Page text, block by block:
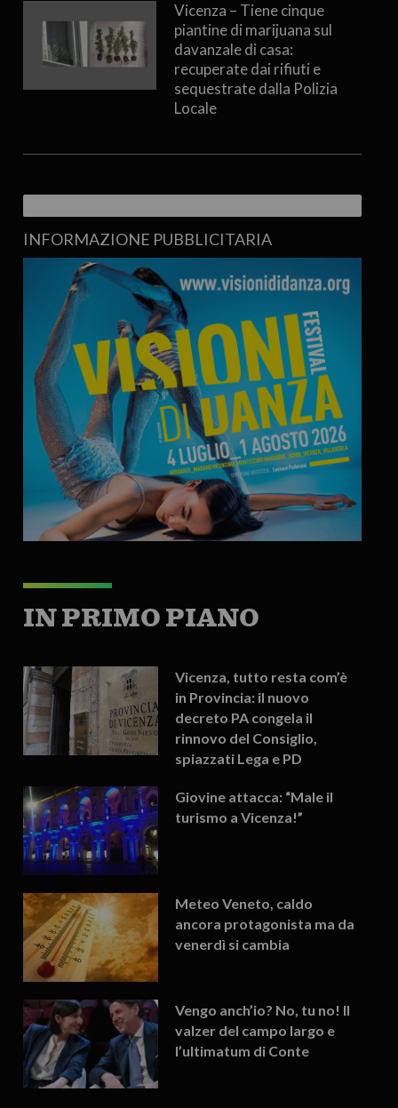
Vicenza – Tiene cinque
piantine di marijuana sul
davanzale di casa:
recuperate dai rifiuti e
sequestrate dalla Polizia
Locale
INFORMAZIONE PUBBLICITARIA
IN PRIMO PIANO
Vicenza, tutto resta com’è
in Provincia: il nuovo
decreto PA congela il
rinnovo del Consiglio,
spiazzati Lega e PD
Giovine attacca: “Male il
turismo a Vicenza!”
Meteo Veneto, caldo
ancora protagonista ma da
venerdì si cambia
Vengo anch’io? No, tu no! Il
valzer del campo largo e
l’ultimatum di Conte